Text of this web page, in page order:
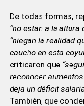
De todas formas,
“no están a la
“niegan la realidad
caucho en esta
criticaron que
reconocer
deja un déficit
También, que